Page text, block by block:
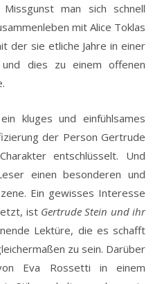
man sich schnell
mit Alice Toklas
der sie etliche Jahre in einer
dies zu einem offenen
kluges und einfühlsames
der Person Gertrude
entschlüsselt. Und
einen besonderen und
Ein gewisses Interesse
ist Gertrude Stein und ihr
Lektüre, die es schafft
zu sein. Darüber
Eva Rossetti in einem